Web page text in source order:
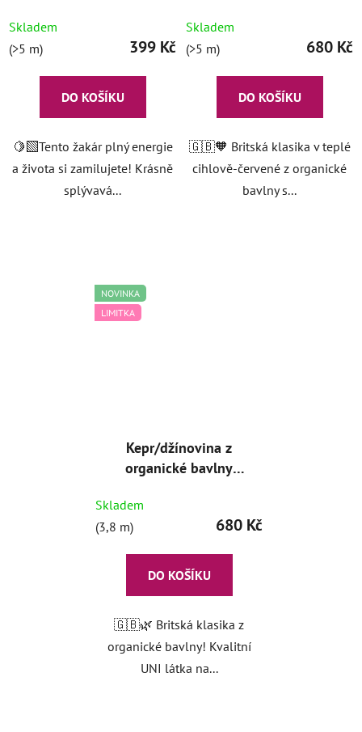
Skladem
(>5 m)
399 Kč
DO KOŠÍKU
🍋‍🟩Tento žakár plný energie
a života si zamilujete! Krásně
splývavá...
Skladem
(>5 m)
680 Kč
DO KOŠÍKU
🇬🇧🧡 Britská klasika v teplé
cihlově-červené z organické
bavlny s...
NOVINKA
LIMITKA
Kepr/džínovina z
organické bavlny
Skladem
(3,8 m)
680 Kč
DO KOŠÍKU
🇬🇧🌿 Britská klasika z
organické bavlny! Kvalitní
UNI látka na...